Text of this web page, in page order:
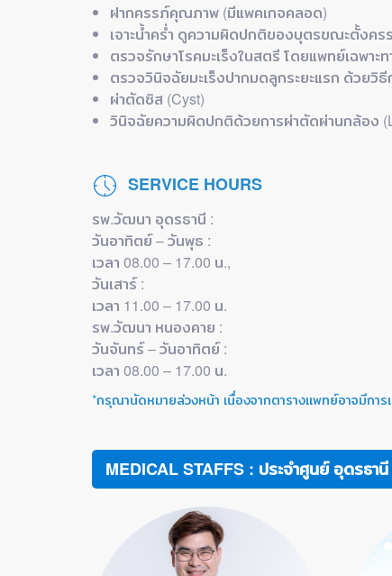
ฝากครรภ์คุณภาพ (มีแพคเกจคลอด)
เจาะน้ำคร่ำ ดูความผิดปกติของบุตรขณะตั้งคร
ตรวจรักษาโรคมะเร็งในสตรี โดยแพทย์เฉพาะท
ตรวจวินิจฉัยมะเร็งปากมดลูกระยะแรก ด้วยวิ
ผ่าตัดซิส (Cyst)
วินิจฉัยความผิดปกติด้วยการผ่าตัดผ่านกล้อง
SERVICE HOURS
รพ.วัฒนา อุดรธานี :
วันอาทิตย์ – วันพุธ :
เวลา 08.00 – 17.00 น.,
วันเสาร์ :
เวลา 11.00 – 17.00 น.
รพ.วัฒนา หนองคาย :
วันจันทร์ – วันอาทิตย์ :
เวลา 08.00 – 17.00 น.
*กรุณานัดหมายล่วงหน้า เนื่องจากตารางแพทย์อาจมีกา
MEDICAL STAFFS : ประจำศูนย์ อุดรธานี